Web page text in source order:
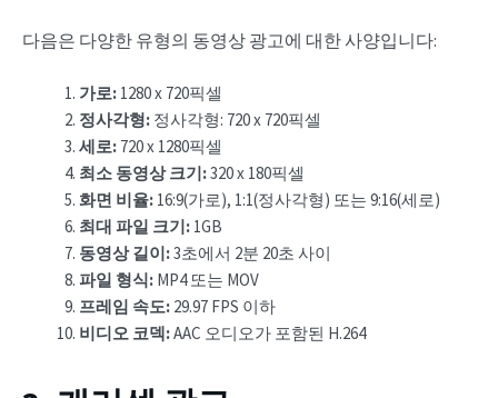
다음은 다양한 유형의 동영상 광고에 대한 사양입니다:
가로: 1280 x 720픽셀
정사각형: 정사각형: 720 x 720픽셀
세로: 720 x 1280픽셀
최소 동영상 크기:320 x 180픽셀
화면 비율: 16:9(가로), 1:1(정사각형) 또는 9:16(세로)
최대 파일 크기: 1GB
동영상 길이:3초에서 2분 20초 사이
파일 형식: MP4 또는 MOV
프레임 속도: 29.97 FPS 이하
비디오 코덱:AAC 오디오가 포함된 H.264